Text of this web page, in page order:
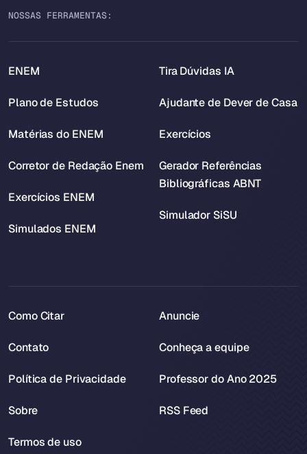
NOSSAS FERRAMENTAS:
ENEM
Plano de Estudos
Matérias do ENEM
Corretor de Redação Enem
Exercícios ENEM
Simulados ENEM
Tira Dúvidas IA
Ajudante de Dever de Casa
Exercícios
Gerador Referências
Bibliográficas ABNT
Simulador SiSU
Como Citar
Contato
Política de Privacidade
Sobre
Termos de uso
Anuncie
Conheça a equipe
Professor do Ano 2025
RSS Feed